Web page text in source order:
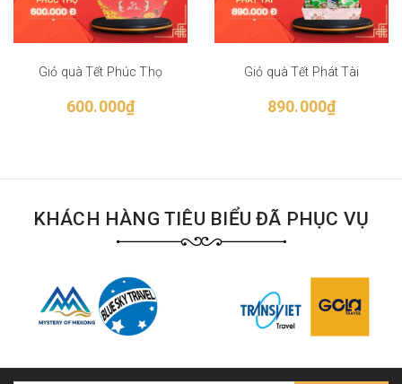
Giỏ quà Tết Phúc Thọ
600.000₫
Giỏ quà Tết Phát Tài
890.000₫
KHÁCH HÀNG TIÊU BIỂU ĐÃ PHỤC VỤ